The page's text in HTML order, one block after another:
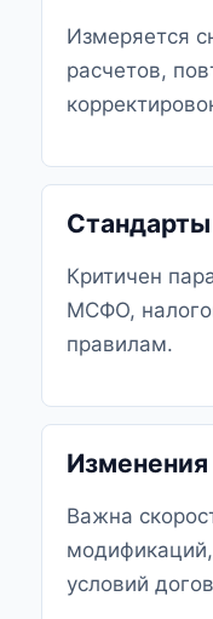
Измеряется
расчетов,
Стандарты
Критичен
МСФО,
правилам.
Изменения
Важна
условий